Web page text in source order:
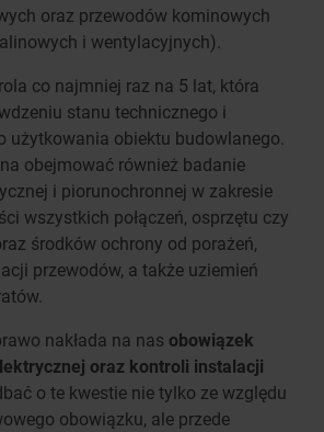
oraz przewodów kominowych
i wentylacyjnych).
co najmniej raz na 5 lat, która
stanu technicznego i
użytkowania obiektu budowlanego.
obejmować również badanie
i piorunochronnej w zakresie
wszystkich połączeń, osprzętu czy
środków ochrony od porażeń,
przewodów, a także uziemień
nakłada na nas obowiązek
oraz kontroli instalacji
o te kwestie nie tylko ze względu
obowiązku, ale przede